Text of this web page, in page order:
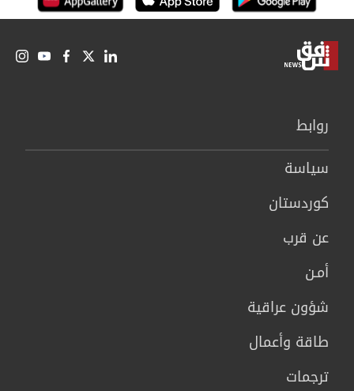
روابط
سیاسة
كوردستان
عن قرب
أمـن
شؤون عراقية
طاقة وأعمال
ترجمات